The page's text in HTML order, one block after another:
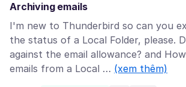
Archiving emails
I'm new to Thunderbird so can you
the status of a Local Folder, please.
against the email allowance? and
emails from a Local … (xem thêm)